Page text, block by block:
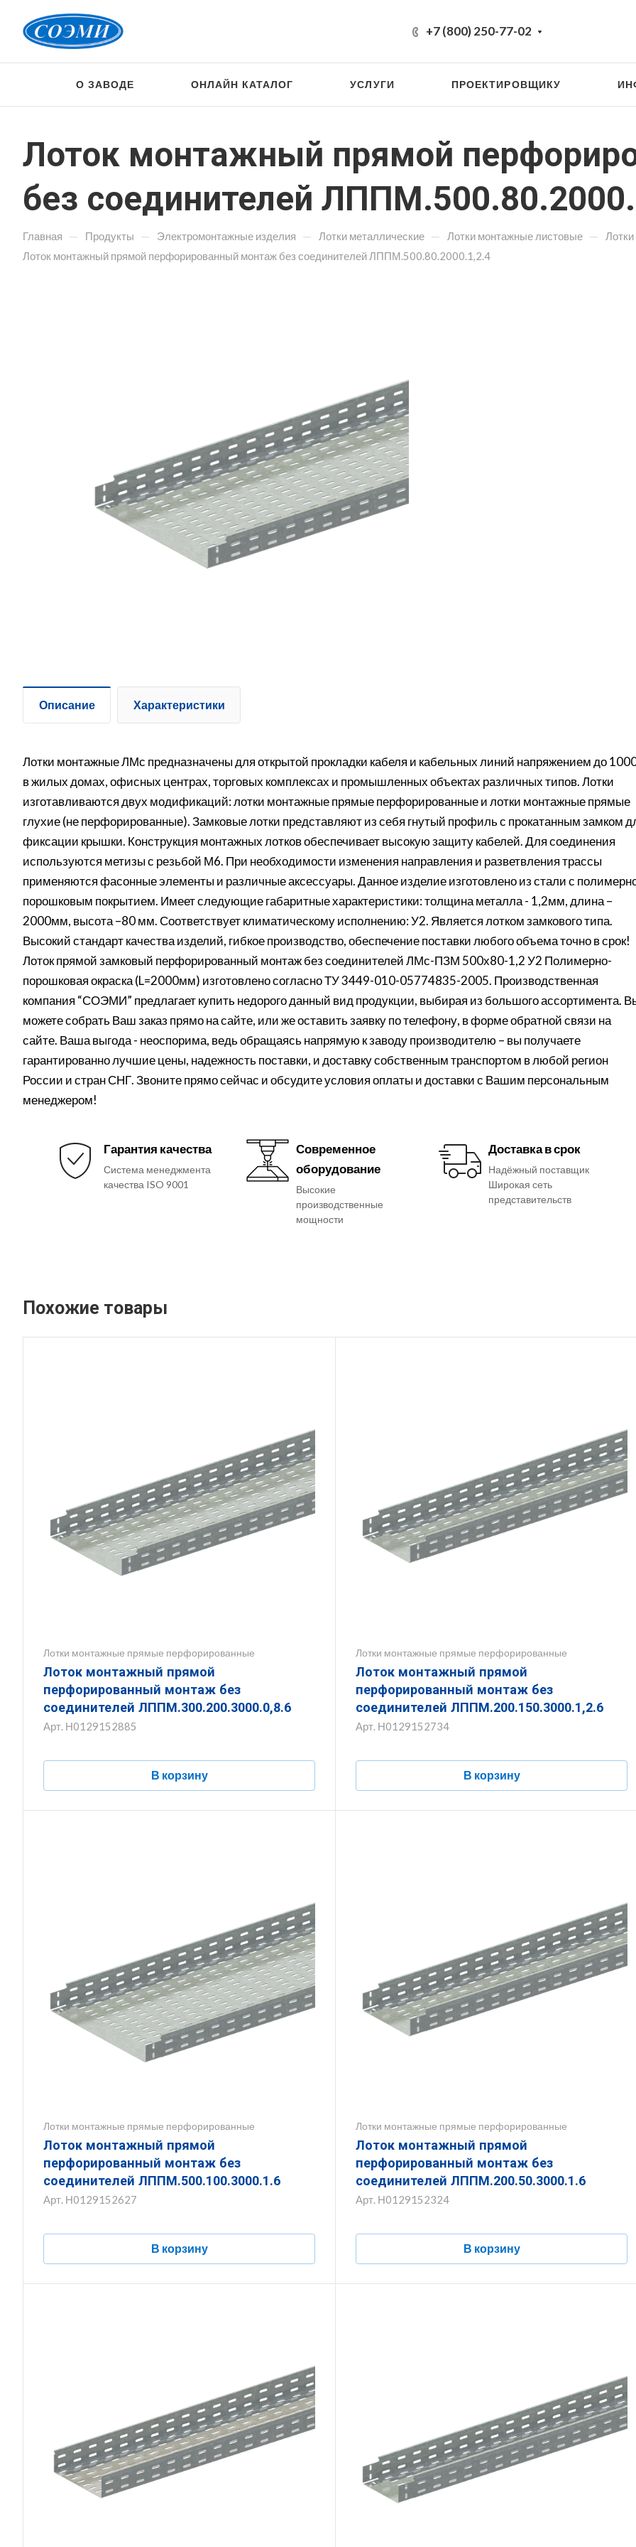
+7 (800) 250-77-02
О ЗАВОДЕ ОНЛАЙН КАТАЛОГ УСЛУГИ ПРОЕКТИРОВЩИКУ
Лоток монтажный прямой
без соединителей
Главная — Продукты — Электромонтажные изделия — Лотки металлические — Лотки монтажные листовые —
Лоток монтажный прямой перфорированный монтаж без соединителей ЛППМ.500.80.2000.1,2.4
Описание Характеристики
Лотки монтажные ЛМс предназначены для открытой прокладки кабеля и кабельных линий напряжением до
в жилых домах, офисных центрах, торговых комплексах и промышленных объектах различных типов. Лотки
изготавливаются двух модификаций: лотки монтажные прямые перфорированные и лотки монтажные прямые
глухие (не перфорированные). Замковые лотки представляют из себя гнутый профиль с прокатанным замком
фиксации крышки. Конструкция монтажных лотков обеспечивает высокую защиту кабелей. Для соединения
используются метизы с резьбой М6. При необходимости изменения направления и разветвления трассы
применяются фасонные элементы и различные аксессуары. Данное изделие изготовлено из стали с
порошковым покрытием. Имеет следующие габаритные характеристики: толщина металла - 1,2мм, длина –
2000мм, высота –80 мм. Соответствует климатическому исполнению: У2. Является лотком замкового типа.
Высокий стандарт качества изделий, гибкое производство, обеспечение поставки любого объема точно в срок!
Лоток прямой замковый перфорированный монтаж без соединителей ЛМс-ПЗМ 500х80-1,2 У2 Полимерно-
порошковая окраска (L=2000мм) изготовлено согласно ТУ 3449-010-05774835-2005. Производственная
компания “СОЭМИ” предлагает купить недорого данный вид продукции, выбирая из большого ассортимента.
можете собрать Ваш заказ прямо на сайте, или же оставить заявку по телефону, в форме обратной связи на
сайте. Ваша выгода - неоспорима, ведь обращаясь напрямую к заводу производителю – вы получаете
гарантированно лучшие цены, надежность поставки, и доставку собственным транспортом в любой регион
России и стран СНГ. Звоните прямо сейчас и обсудите условия оплаты и доставки с Вашим персональным
менеджером!
Гарантия качества
Система менеджмента
качества ISO 9001
Современное
оборудование
Высокие
производственные
мощности
Доставка в срок
Надёжный поставщик
Широкая сеть
представительств
Похожие товары
Лотки монтажные прямые перфорированные
Лоток монтажный прямой
перфорированный монтаж без
соединителей ЛППМ.300.200.3000.0,8.6
Арт. Н0129152885
В корзину
Лотки монтажные прямые перфорированные
Лоток монтажный прямой
перфорированный монтаж без
соединителей ЛППМ.200.150.3000.1,2.6
Арт. Н0129152734
В корзину
Лотки монтажные прямые перфорированные
Лоток монтажный прямой
перфорированный монтаж без
соединителей ЛППМ.500.100.3000.1.6
Арт. Н0129152627
В корзину
Лотки монтажные прямые перфорированные
Лоток монтажный прямой
перфорированный монтаж без
соединителей ЛППМ.200.50.3000.1.6
Арт. Н0129152324
В корзину